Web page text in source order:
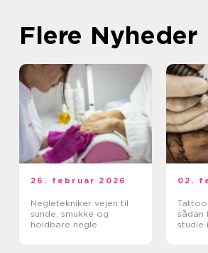
Flere Nyheder
26. februar 2026
Negletekniker vejen til
sunde, smukke og
holdbare negle
02.
Tattoo
sådan
studie